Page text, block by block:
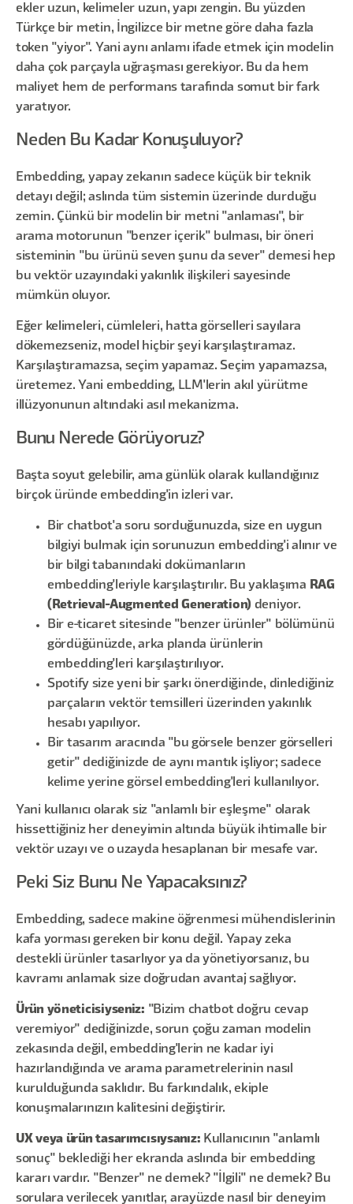
ekler uzun, kelimeler uzun, yapı zengin. Bu yüzden
Türkçe bir metin, İngilizce bir metne göre daha fazla
token "yiyor". Yani aynı anlamı ifade etmek için modelin
daha çok parçayla uğraşması gerekiyor. Bu da hem
maliyet hem de performans tarafında somut bir fark
yaratıyor.
Neden Bu Kadar Konuşuluyor?
Embedding, yapay zekanın sadece küçük bir teknik
detayı değil; aslında tüm sistemin üzerinde durduğu
zemin. Çünkü bir modelin bir metni "anlaması", bir
arama motorunun "benzer içerik" bulması, bir öneri
sisteminin "bu ürünü seven şunu da sever" demesi hep
bu vektör uzayındaki yakınlık ilişkileri sayesinde
mümkün oluyor.
Eğer kelimeleri, cümleleri, hatta görselleri sayılara
dökemezseniz, model hiçbir şeyi karşılaştıramaz.
Karşılaştıramazsa, seçim yapamaz. Seçim yapamazsa,
üretemez. Yani embedding, LLM'lerin akıl yürütme
illüzyonunun altındaki asıl mekanizma.
Bunu Nerede Görüyoruz?
Başta soyut gelebilir, ama günlük olarak kullandığınız
birçok üründe embedding'in izleri var.
Bir chatbot'a soru sorduğunuzda, size en uygun
bilgiyi bulmak için sorunuzun embedding'i alınır ve
bir bilgi tabanındaki dokümanların
embedding'leriyle karşılaştırılır. Bu yaklaşıma
RAG
(Retrieval-Augmented Generation) deniyor.
Bir e-ticaret sitesinde "benzer ürünler" bölümünü
gördüğünüzde, arka planda ürünlerin
embedding'leri karşılaştırılıyor.
Spotify size yeni bir şarkı önerdiğinde, dinlediğiniz
parçaların vektör temsilleri üzerinden yakınlık
hesabı yapılıyor.
Bir tasarım aracında "bu görsele benzer görselleri
getir" dediğinizde de aynı mantık işliyor; sadece
kelime yerine görsel embedding'leri kullanılıyor.
Yani kullanıcı olarak siz "anlamlı bir eşleşme" olarak
hissettiğiniz her deneyimin altında büyük ihtimalle bir
vektör uzayı ve o uzayda hesaplanan bir mesafe var.
Peki Siz Bunu Ne Yapacaksınız?
Embedding, sadece makine öğrenmesi mühendislerinin
kafa yorması gereken bir konu değil. Yapay zeka
destekli ürünler tasarlıyor ya da yönetiyorsanız, bu
kavramı anlamak size doğrudan avantaj sağlıyor.
Ürün yöneticisiyseniz: "Bizim chatbot doğru cevap
veremiyor" dediğinizde, sorun çoğu zaman modelin
zekasında değil, embedding'lerin ne kadar iyi
hazırlandığında ve arama parametrelerinin nasıl
kurulduğunda saklıdır. Bu farkındalık, ekiple
konuşmalarınızın kalitesini değiştirir.
UX veya ürün tasarımcısıysanız: Kullanıcının "anlamlı
sonuç" beklediği her ekranda aslında bir embedding
kararı vardır. "Benzer" ne demek? "İlgili" ne demek? Bu
sorulara verilecek yanıtlar, arayüzde nasıl bir deneyim